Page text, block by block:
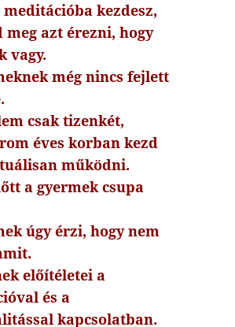
kezdesz,
azt érezni, hogy
vagy.
még nincs fejlett
csak tizenkét,
éves korban kezd
működni.
a gyermek csupa
úgy érzi, hogy nem
előítéletei a
és a
kapcsolatban.